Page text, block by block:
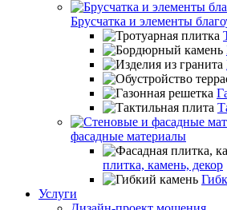
Брусчатка и элементы
фасадные материалы
плитка, камень, декор
Услуги